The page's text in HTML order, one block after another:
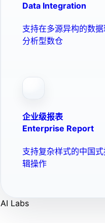
Data Integration
支持在多源异构的数
分析型数仓
企业级报表
Enterprise Report
支持复杂样式的中国
辑操作
AI Labs